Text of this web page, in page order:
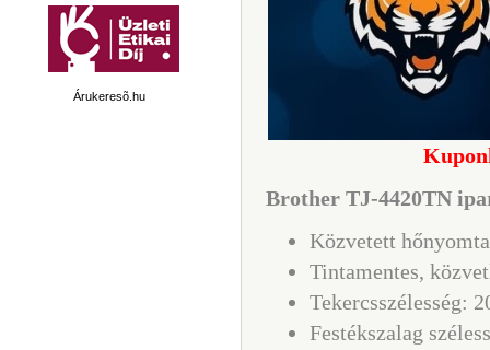
Árukeresõ.hu
Brother TJ-4420TN
Közvetett
Tintamentes,
Tekercsszélesség:
Festékszalag